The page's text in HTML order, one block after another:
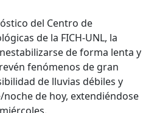
del Centro de
de la FICH-UNL, la
de forma lenta y
fenómenos de gran
de lluvias débiles y
de hoy, extendiéndose